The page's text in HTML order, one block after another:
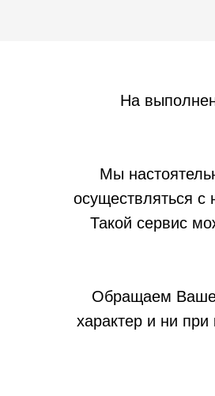
На
Мы
осуществляться с
Такой сервис
Обращаем Ваше
характер и ни